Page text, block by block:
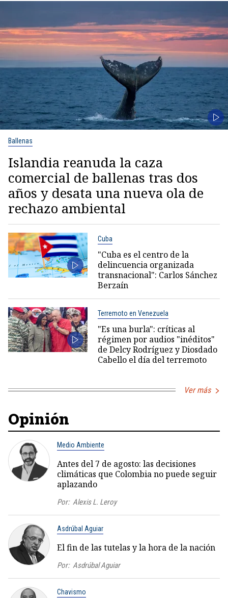
Ballenas
Islandia reanuda la caza
comercial de ballenas tras dos
años y desata una nueva ola de
rechazo ambiental
Cuba
"Cuba es el centro de la
delincuencia organizada
transnacional": Carlos Sánchez
Berzaín
Terremoto en Venezuela
"Es una burla": críticas al
régimen por audios "inéditos"
de Delcy Rodríguez y Diosdado
Cabello el día del terremoto
Ver más
Opinión
Medio Ambiente
Antes del 7 de agosto: las decisiones
climáticas que Colombia no puede seguir
aplazando
Por: Alexis L. Leroy
Asdrúbal Aguiar
El fin de las tutelas y la hora de la nación
Por: Asdrúbal Aguiar
Chavismo